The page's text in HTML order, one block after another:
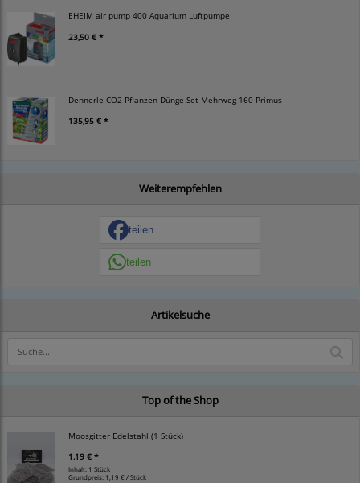
EHEIM air pump 400 Aquarium Luftpumpe
23,50 € *
Dennerle CO2 Pflanzen-Dünge-Set Mehrweg 160 Primus
135,95 € *
Weiterempfehlen
teilen
teilen
Artikelsuche
Top of the Shop
Moosgitter Edelstahl (1 Stück)
1,19 € *
Inhalt: 1 Stück
Grundpreis: 1,19 € / Stück